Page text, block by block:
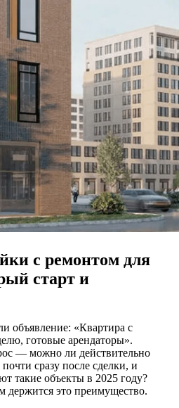
с ремонтом для
старт и
объявление: «Квартира с
готовые арендаторы».
— можно ли действительно
сразу после сделки, и
такие объекты в 2025 году?
держится это преимущество.